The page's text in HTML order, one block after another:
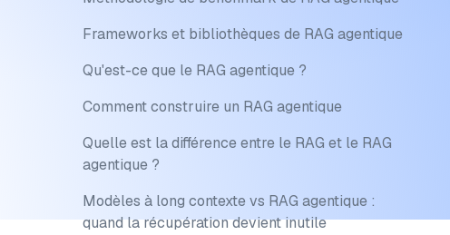
Frameworks et bibliothèques de RAG agentique
Qu'est-ce que le RAG agentique ?
Comment construire un RAG agentique
Quelle est la différence entre le RAG et le RAG
agentique ?
Modèles à long contexte vs RAG agentique :
quand la récupération devient inutile